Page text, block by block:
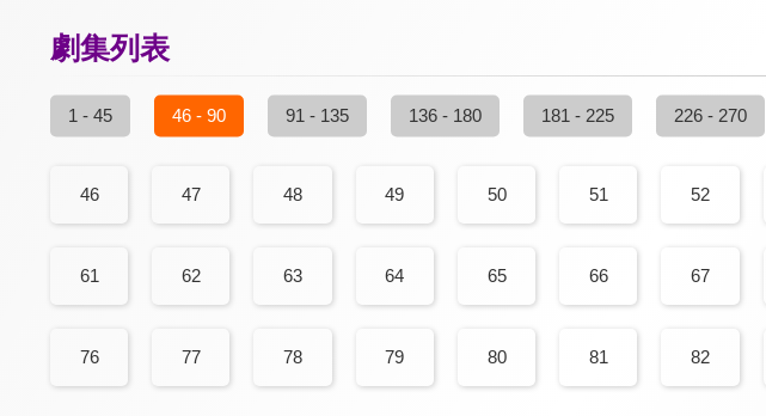
劇集列表
1 - 45 46 - 90 91 - 135 136 - 180 181 - 225 226 - 270
46 47 48 49 50 51 52
61 62 63 64 65 66 67
76 77 78 79 80 81 82